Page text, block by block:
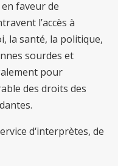
faveur de
l’accès à
la santé, la politique,
sourdes et
pour
des droits des
d‘interprètes, de